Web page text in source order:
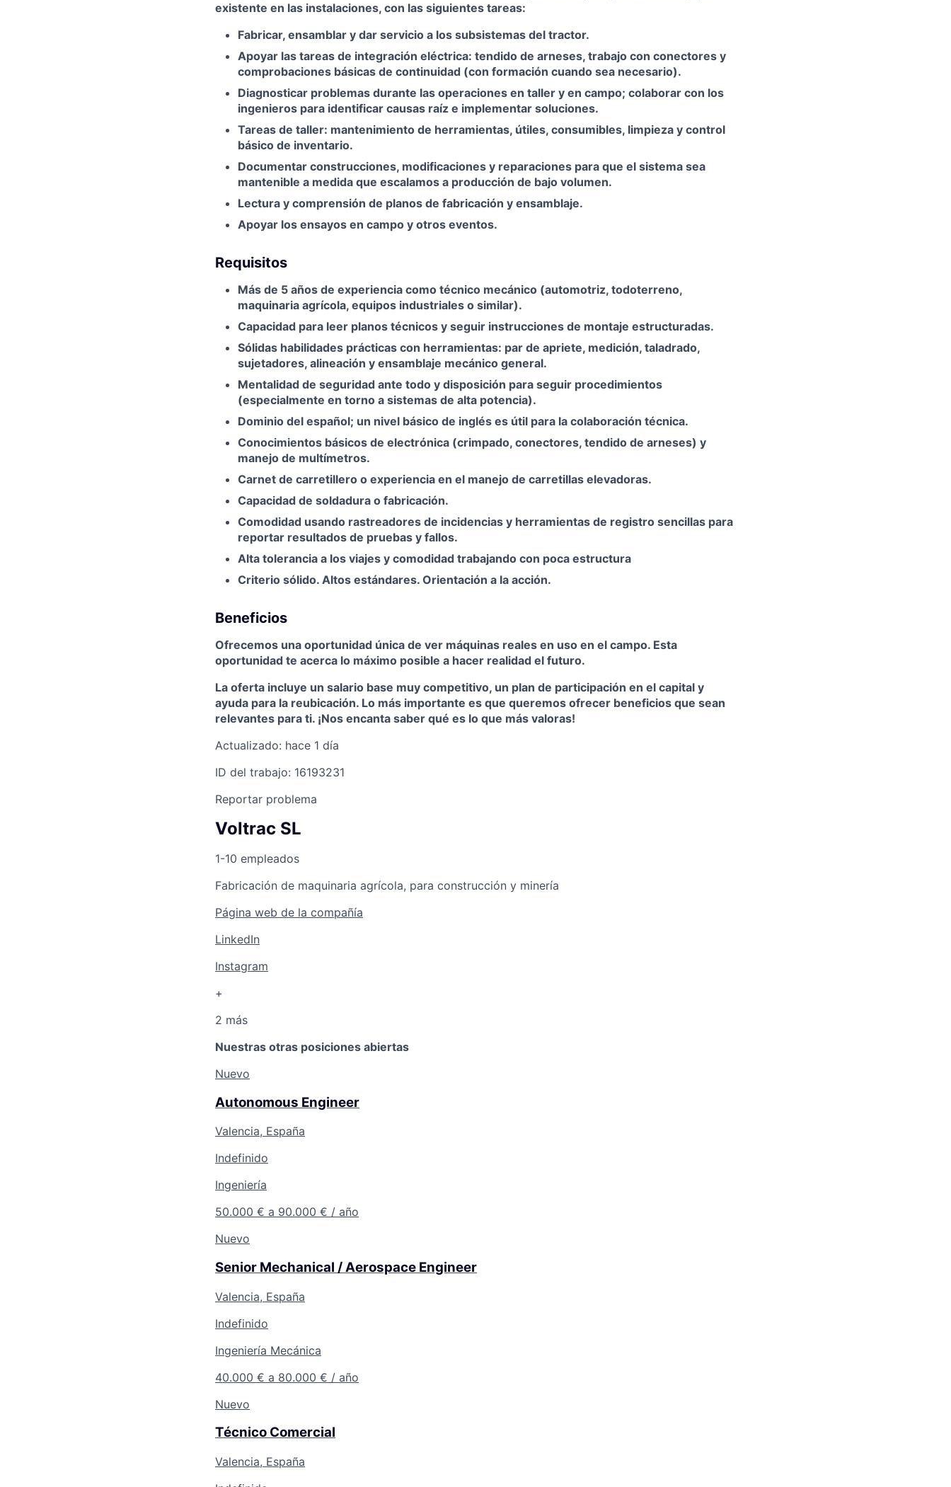
existente en las instalaciones, con las siguientes tareas:
Fabricar, ensamblar y dar servicio a los subsistemas del tractor.
Apoyar las tareas de integración eléctrica: tendido de arneses, trabajo con conectores y
comprobaciones básicas de continuidad (con formación cuando sea necesario).
Diagnosticar problemas durante las operaciones en taller y en campo; colaborar con los
ingenieros para identificar causas raíz e implementar soluciones.
Tareas de taller: mantenimiento de herramientas, útiles, consumibles, limpieza y control
básico de inventario.
Documentar construcciones, modificaciones y reparaciones para que el sistema sea
mantenible a medida que escalamos a producción de bajo volumen.
Lectura y comprensión de planos de fabricación y ensamblaje.
Apoyar los ensayos en campo y otros eventos.
Requisitos
Más de 5 años de experiencia como técnico mecánico (automotriz, todoterreno,
maquinaria agrícola, equipos industriales o similar).
Capacidad para leer planos técnicos y seguir instrucciones de montaje estructuradas.
Sólidas habilidades prácticas con herramientas: par de apriete, medición, taladrado,
sujetadores, alineación y ensamblaje mecánico general.
Mentalidad de seguridad ante todo y disposición para seguir procedimientos
(especialmente en torno a sistemas de alta potencia).
Dominio del español; un nivel básico de inglés es útil para la colaboración técnica.
Conocimientos básicos de electrónica (crimpado, conectores, tendido de arneses) y
manejo de multímetros.
Carnet de carretillero o experiencia en el manejo de carretillas elevadoras.
Capacidad de soldadura o fabricación.
Comodidad usando rastreadores de incidencias y herramientas de registro sencillas para
reportar resultados de pruebas y fallos.
Alta tolerancia a los viajes y comodidad trabajando con poca estructura
Criterio sólido. Altos estándares. Orientación a la acción.
Beneficios
Ofrecemos una oportunidad única de ver máquinas reales en uso en el campo. Esta
oportunidad te acerca lo máximo posible a hacer realidad el futuro.
La oferta incluye un salario base muy competitivo, un plan de participación en el capital y
ayuda para la reubicación. Lo más importante es que queremos ofrecer beneficios que sean
relevantes para ti. ¡Nos encanta saber qué es lo que más valoras!
Actualizado: hace 1 día
ID del trabajo: 16193231
Reportar problema
Voltrac SL
1-10 empleados
Fabricación de maquinaria agrícola, para construcción y minería
Página web de la compañía
LinkedIn
Instagram
+
2 más
Nuestras otras posiciones abiertas
Nuevo
Autonomous Engineer
Valencia, España
Indefinido
Ingeniería
50.000 € a 90.000 € / año
Nuevo
Senior Mechanical / Aerospace Engineer
Valencia, España
Indefinido
Ingeniería Mecánica
40.000 € a 80.000 € / año
Nuevo
Técnico Comercial
Valencia, España